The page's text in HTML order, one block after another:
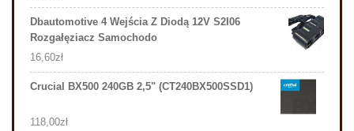
Dbautomotive 4 Wejścia Z Diodą 12V S2I06
Rozgałęziacz Samochodo
16,60zł
Crucial BX500 240GB 2,5" (CT240BX500SSD1)
118,00zł